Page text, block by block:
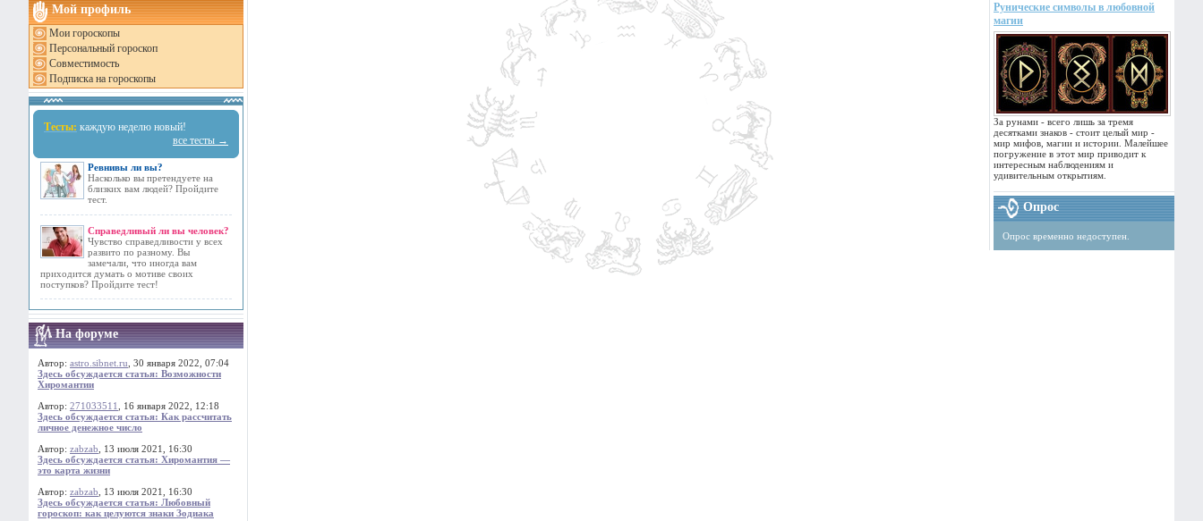
Мой профиль
Мои гороскопы
Персональный гороскоп
Совместимость
Подписка на гороскопы
Тесты: каждую неделю новый!
все тесты →
Ревнивы ли вы?
Насколько вы претендуете на
близких вам людей? Пройдите
тест.
Справедливый ли вы человек?
Чувство справедливости у всех
развито по разному. Вы
замечали, что иногда вам
приходится думать о мотиве своих
поступков? Пройдите тест!
На форуме
Автор: astro.sibnet.ru , 30 января 2022, 07:04
Здесь обсуждается статья: Возможности
Хиромантии
Автор: 271033511
, 16 января 2022, 12:18
Здесь обсуждается статья: Как рассчитать
личное денежное число
Автор: zabzab , 13 июля 2021, 16:30
Здесь обсуждается статья: Хиромантия —
это карта жизни
Автор: zabzab , 13 июля 2021, 16:30
Здесь обсуждается статья: Любовный
гороскоп: как целуются знаки Зодиака
Рунические символы в любовной
магии
За рунами - всего лишь за тремя
десятками знаков - стоит целый мир -
мир мифов, магии и истории. Малейшее
погружение в этот мир приводит к
интересным наблюдениям и
удивительным открытиям.
Опрос
Опрос временно недоступен.